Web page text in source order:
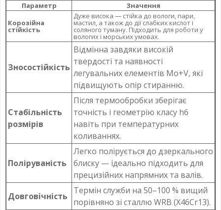
Параметр
Значення
Корозійна
стійкість
Дуже висока — стійка до вологи, пари,
мастил, а також до дії слабких кислот і
соляного туману. Підходить для роботи у
вологих і морських умовах.
Зносостійкість
Відмінна завдяки високій
твердості та наявності
легувальних елементів Mo+V, які
підвищують опір стиранню.
Стабільність
розмірів
Після термообробки зберігає
точність і геометрію класу h6
навіть при температурних
коливаннях.
Поліруваність
Легко полірується до дзеркального
блиску — ідеально підходить для
прецизійних напрямних та валів.
Довговічність
Термін служби на 50–100 % вищий
порівняно зі сталлю WRB (X46Cr13).